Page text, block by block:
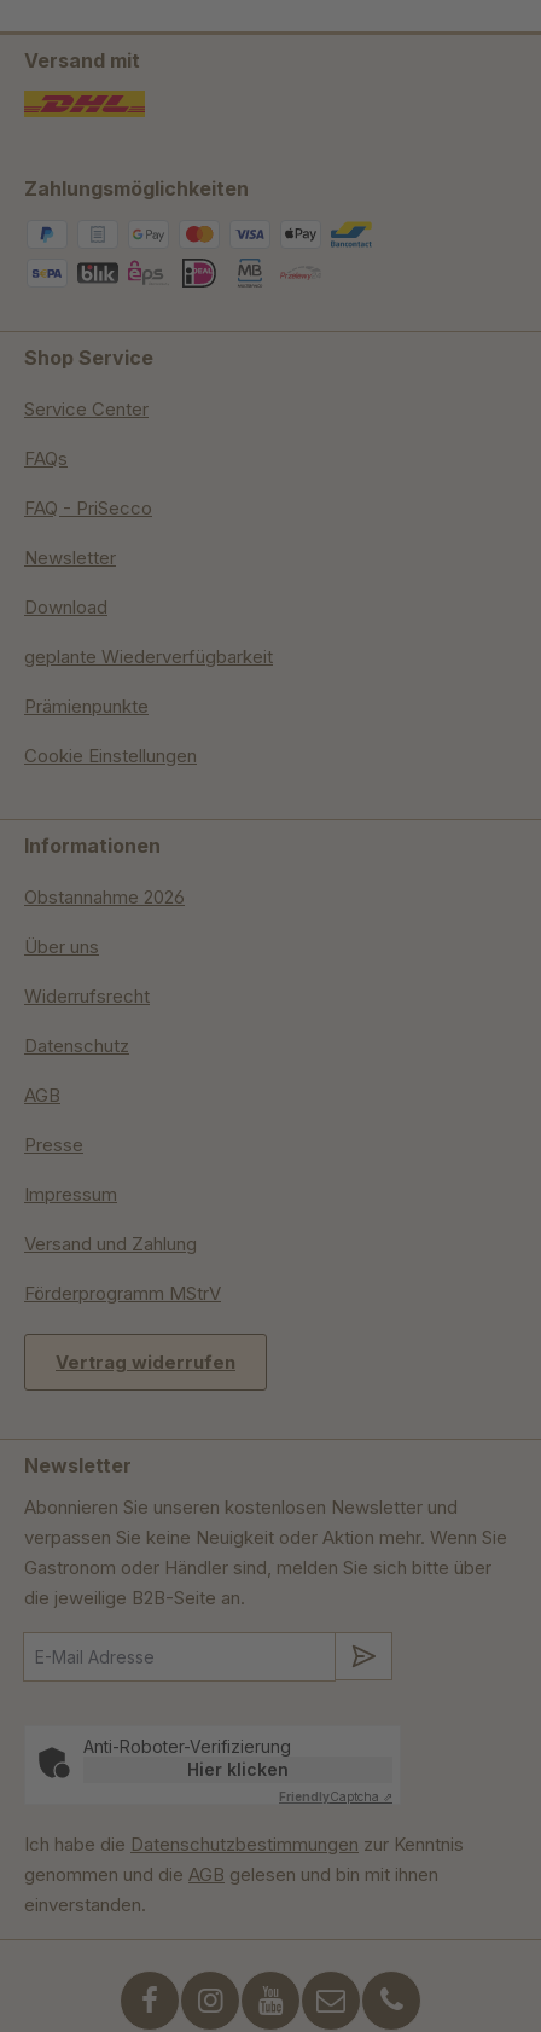
Versand mit
Zahlungsmöglichkeiten
Shop Service
Service Center
FAQs
FAQ - PriSecco
Newsletter
Download
geplante Wiederverfügbarkeit
Prämienpunkte
Cookie Einstellungen
Informationen
Obstannahme 2026
Über uns
Widerrufsrecht
Datenschutz
AGB
Presse
Impressum
Versand und Zahlung
Förderprogramm MStrV
Vertrag widerrufen
Newsletter
Abonnieren Sie unseren kostenlosen Newsletter und
verpassen Sie keine Neuigkeit oder Aktion mehr. Wenn Sie
Gastronom oder Händler sind, melden Sie sich bitte über
die jeweilige B2B-Seite an.
Anti-Roboter-Verifizierung
Hier klicken
FriendlyCaptcha ⇗
Ich habe die Datenschutzbestimmungen zur Kenntnis
genommen und die AGB gelesen und bin mit ihnen
einverstanden.